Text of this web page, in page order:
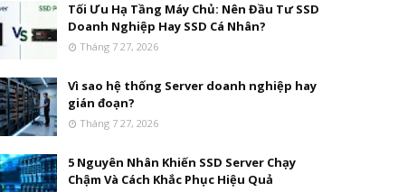
Tối Ưu Hạ Tầng Máy Chủ: Nên Đầu Tư SSD
Doanh Nghiệp Hay SSD Cá Nhân?
Tháng 7 27, 2026
Vì sao hệ thống Server doanh nghiệp hay
gián đoạn?
Tháng 7 27, 2026
5 Nguyên Nhân Khiến SSD Server Chạy
Chậm Và Cách Khắc Phục Hiệu Quả